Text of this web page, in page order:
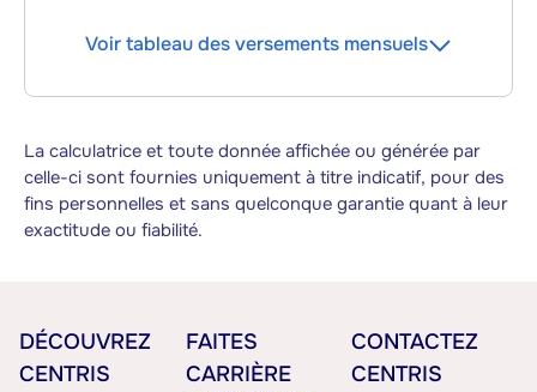
Voir tableau des versements mensuels
La calculatrice et toute donnée affichée ou générée par
celle-ci sont fournies uniquement à titre indicatif, pour des
fins personnelles et sans quelconque garantie quant à leur
exactitude ou fiabilité.
DÉCOUVREZ
CENTRIS
FAITES
CARRIÈRE
CONTACTEZ
CENTRIS